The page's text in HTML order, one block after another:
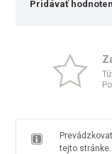
Pridávať
tejto stránke.